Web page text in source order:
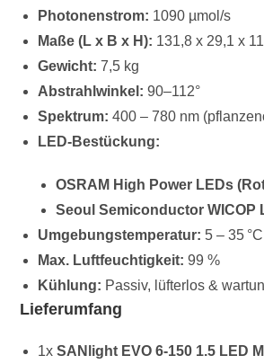
Photonenstrom: 1090 µmol/s
Maße (L x B x H): 131,8 x 29,1 x
Gewicht: 7,5 kg
Abstrahlwinkel: 90–112°
Spektrum: 400 – 780 nm
LED-Bestückung:
OSRAM High Power LEDs
Seoul Semiconductor WICOP
Umgebungstemperatur: 5 – 35 °C
Max. Luftfeuchtigkeit: 99 %
Kühlung: Passiv, lüfterlos &
Lieferumfang
1xSANlight EVO 6-150 1.5 LED